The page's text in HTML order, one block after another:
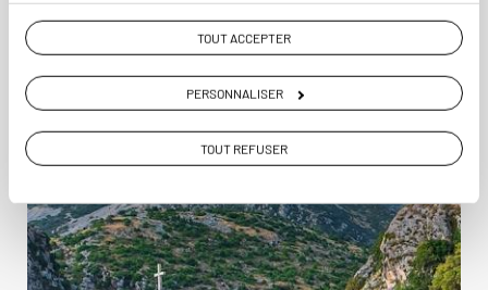
TOUT ACCEPTER
PERSONNALISER
TOUT REFUSER
Albanie